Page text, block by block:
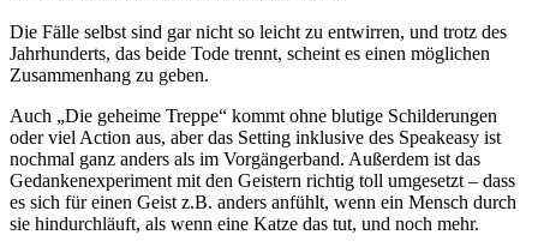
Die Fälle selbst sind gar nicht so leicht zu entwirren, und trotz des
Jahrhunderts, das beide Tode trennt, scheint es einen möglichen
Zusammenhang zu geben.
Auch „Die geheime Treppe“ kommt ohne blutige Schilderungen
oder viel Action aus, aber das Setting inklusive des Speakeasy ist
nochmal ganz anders als im Vorgängerband. Außerdem ist das
Gedankenexperiment mit den Geistern richtig toll umgesetzt – dass
es sich für einen Geist z.B. anders anfühlt, wenn ein Mensch durch
sie hindurchläuft, als wenn eine Katze das tut, und noch mehr.